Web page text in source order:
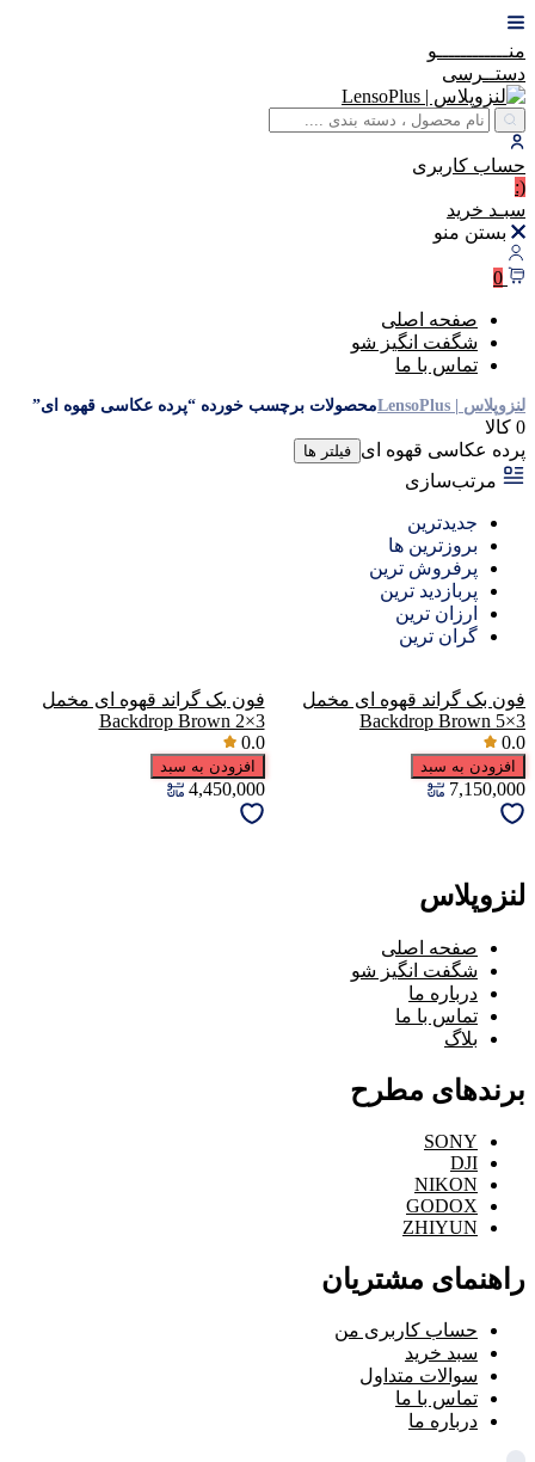
منــــــــــــو
دستــرسی
حساب کاربری
(:
سبـد خرید
بستن منو
0
صفحه اصلی
شگفت انگیز شو
تماس با ما
لنزوپلاس | LensoPlus محصولات برچسب خورده “پرده عکاسی قهوه ای”
0 کالا
پرده عکاسی قهوه ای فیلتر ها
مرتب‌سازی
جدیدترین
بروزترین ها
پرفروش ترین
پربازدید ترین
ارزان ترین
گران ترین
فون بک گراند قهوه ای مخمل
Backdrop Brown 5×3
0.0
افزودن به سبد
7,150,000
فون بک گراند قهوه ای مخمل
Backdrop Brown 2×3
0.0
افزودن به سبد
4,450,000
لنزوپلاس
صفحه اصلی
شگفت انگیز شو
درباره ما
تماس با ما
بلاگ
برندهای مطرح
SONY
DJI
NIKON
GODOX
ZHIYUN
راهنمای مشتریان
حساب کاربری من
سبد خرید
سوالات متداول
تماس با ما
درباره ما